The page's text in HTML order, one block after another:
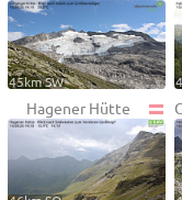
45km SW
Hagener Hütte